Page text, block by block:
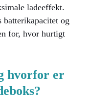
ladeeffekt.
og
for, hvor hurtigt
hvorfor er